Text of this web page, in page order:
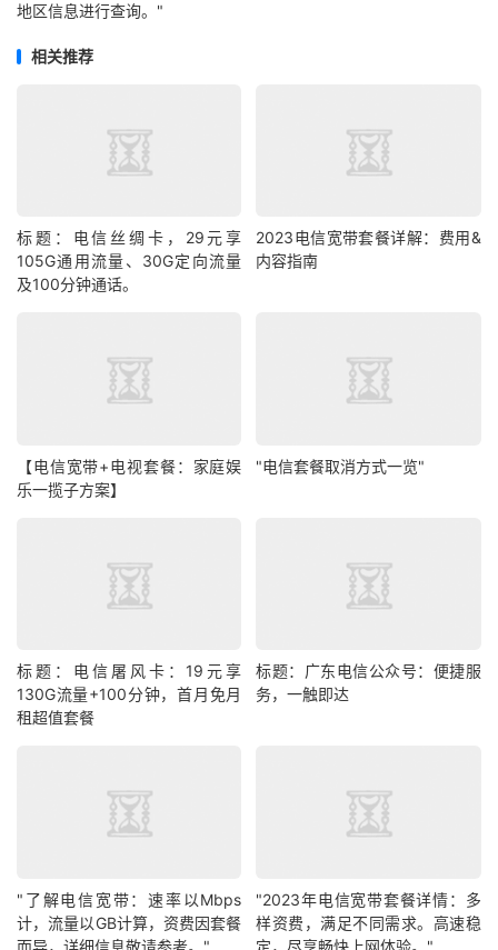
地区信息进行查询。"
相关推荐
标题：电信丝绸卡，29元享
105G通用流量、30G定向流量
及100分钟通话。
2023电信宽带套餐详解：费用&
内容指南
【电信宽带+电视套餐：家庭娱
乐一揽子方案】
"电信套餐取消方式一览"
标题：电信屠风卡：19元享
130G流量+100分钟，首月免月
租超值套餐
标题：广东电信公众号：便捷服
务，一触即达
"了解电信宽带：速率以Mbps
计，流量以GB计算，资费因套餐
而异，详细信息敬请参考。"
"2023年电信宽带套餐详情：多
样资费，满足不同需求。高速稳
定，尽享畅快上网体验。"